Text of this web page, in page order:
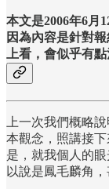
本文是2006年6月
因為內容是針對
上看，會似乎有
上一次我們概略
本觀念，照講接
是，就我個人的
以說是鳳毛麟角